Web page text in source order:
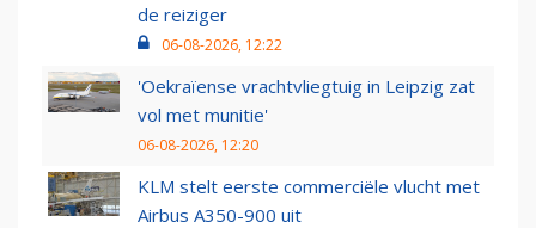
de reiziger
06-08-2026, 12:22
'Oekraïense vrachtvliegtuig in Leipzig zat
vol met munitie'
06-08-2026, 12:20
KLM stelt eerste commerciële vlucht met
Airbus A350-900 uit